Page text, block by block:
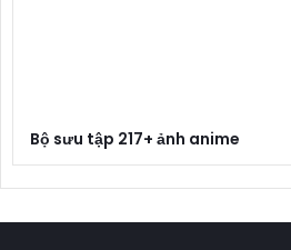
Bộ sưu tập 217+ ảnh anime